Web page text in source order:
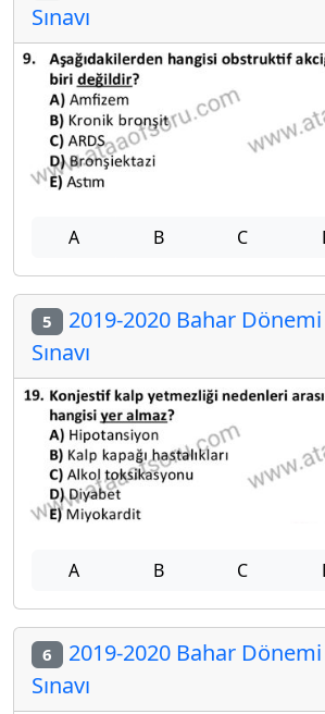
Sınavı
A B C
5 2019-2020 Bahar
Sınavı
A B C
6 2019-2020 Bahar
Sınavı